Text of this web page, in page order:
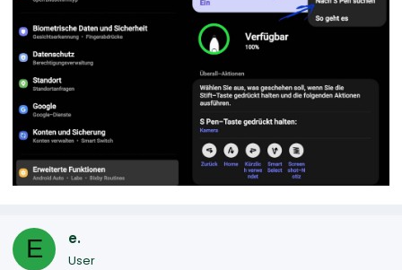
E e.
User